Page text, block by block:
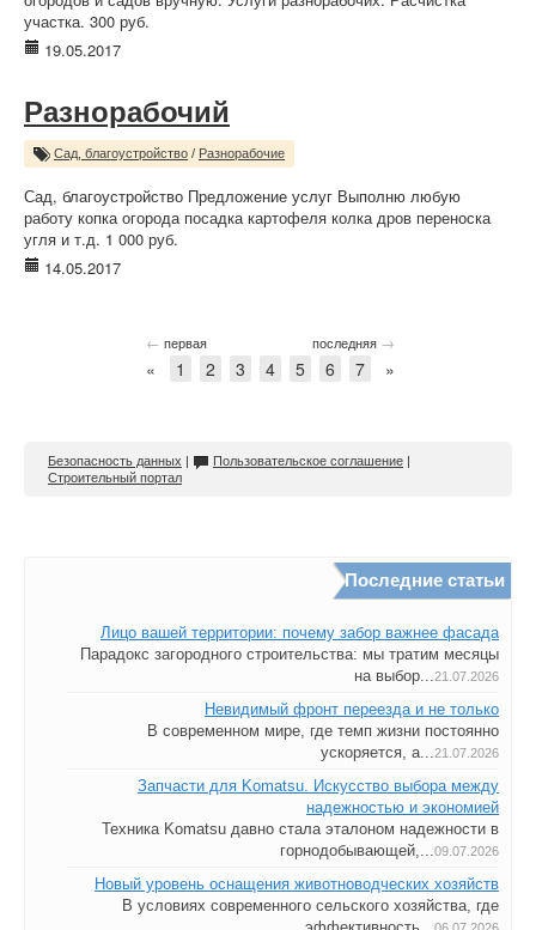
участка. 300 руб.
19.05.2017
Разнорабочий
Сад, благоустройство / Разнорабочие
Сад, благоустройство Предложение услуг Выполню любую
работу копка огорода посадка картофеля колка дров переноска
угля и т.д. 1 000 руб.
14.05.2017
← первая последняя →
« 1 2 3 4 5 6 7 »
Безопасность данных | Пользовательское соглашение |
Строительный портал
Последние статьи
Лицо вашей территории: почему забор важнее фасада
Парадокс загородного строительства: мы тратим месяцы
на выбор...21.07.2026
Невидимый фронт переезда и не только
В современном мире, где темп жизни постоянно
ускоряется, а...21.07.2026
Запчасти для Komatsu. Искусство выбора между
надежностью и экономией
Техника Komatsu давно стала эталоном надежности в
горнодобывающей,...09.07.2026
Новый уровень оснащения животноводческих хозяйств
В условиях современного сельского хозяйства, где